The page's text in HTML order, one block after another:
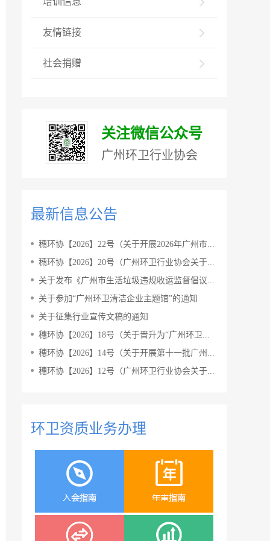
友情链接
社会捐赠
关注微信公众号
广州环卫行业协会
最新信息公告
穗环协【2026】22号（关于开展2026年广州市...
穗环协【2026】20号（广州环卫行业协会关于...
关于发布《广州市生活垃圾违规收运监督倡议...
关于参加“广州环卫清洁企业主题馆”的通知
关于征集行业宣传文稿的通知
穗环协【2026】18号（关于晋升为“广州环卫...
穂环协【2026】14号（关于开展第十一批广州...
穗环协【2026】12号（广州环卫行业协会关于...
环卫资质业务办理